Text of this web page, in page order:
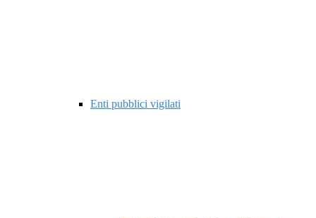
Enti pubblici vigilati